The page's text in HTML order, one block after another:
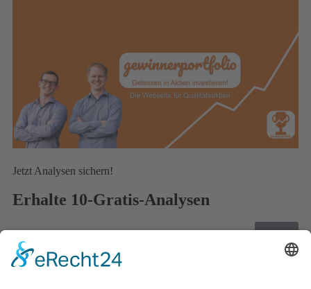
Jetzt Analysen sichern!
Erhalte 10-Gratis-Analysen